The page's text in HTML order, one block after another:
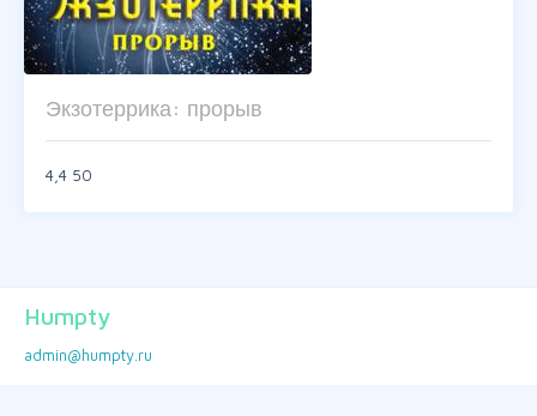
Экзотеррика: прорыв
4,4 50
Humpty
admin@humpty.ru